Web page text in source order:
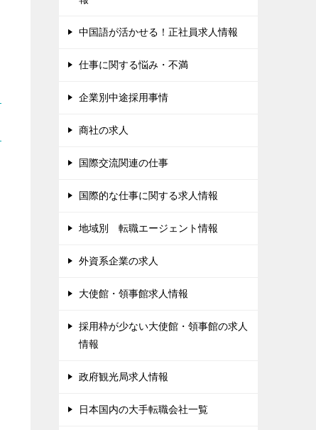
中国語が活かせる！正社員求人情報
仕事に関する悩み・不満
企業別中途採用事情
商社の求人
国際交流関連の仕事
国際的な仕事に関する求人情報
地域別 転職エージェント情報
外資系企業の求人
大使館・領事館求人情報
採用枠が少ない大使館・領事館の求人
情報
政府観光局求人情報
日本国内の大手転職会社一覧